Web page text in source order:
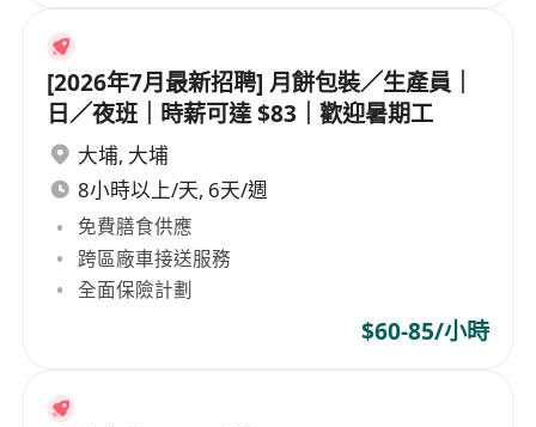
[2026年7月最新招聘] 月餅包裝／生產員｜
日／夜班｜時薪可達 $83｜歡迎暑期工
大埔, 大埔
8小時以上/天, 6天/週
免費膳食供應
跨區廠車接送服務
全面保險計劃
$60-85/小時